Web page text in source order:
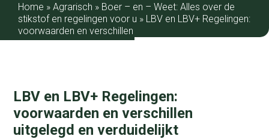
Home » Agrarisch » Boer – en – Weet: Alles over de
stikstof en regelingen voor u » LBV en LBV+ Regelingen:
voorwaarden en verschillen
LBV en LBV+ Regelingen:
voorwaarden en verschillen
uitgelegd en verduidelijkt